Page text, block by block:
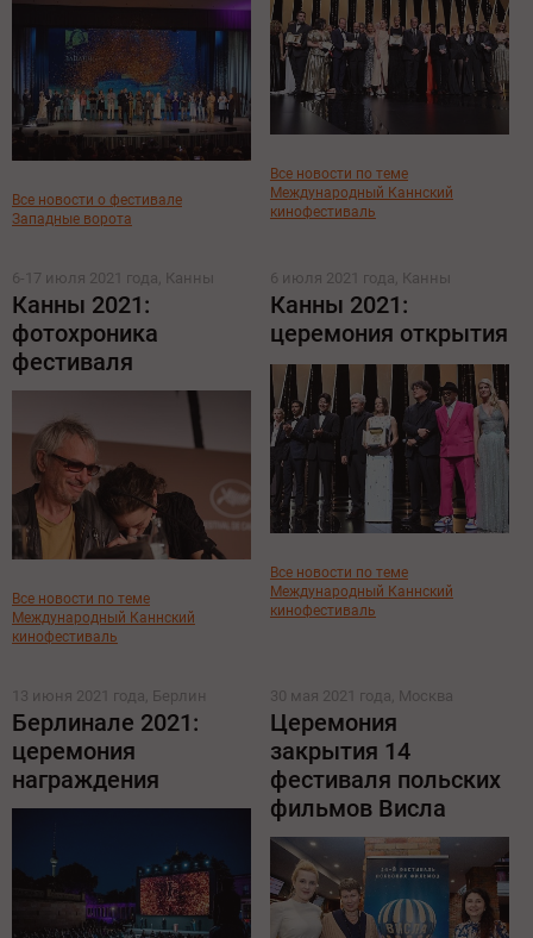
Все новости о фестивале
Западные ворота
Все новости по теме
Международный Каннский
кинофестиваль
6-17 июля 2021 года, Канны
Канны 2021:
фотохроника
фестиваля
Все новости по теме
Международный Каннский
кинофестиваль
6 июля 2021 года, Канны
Канны 2021:
церемония открытия
Все новости по теме
Международный Каннский
кинофестиваль
13 июня 2021 года, Берлин
Берлинале 2021:
церемония
награждения
30 мая 2021 года, Москва
Церемония
закрытия 14
фестиваля польских
фильмов Висла